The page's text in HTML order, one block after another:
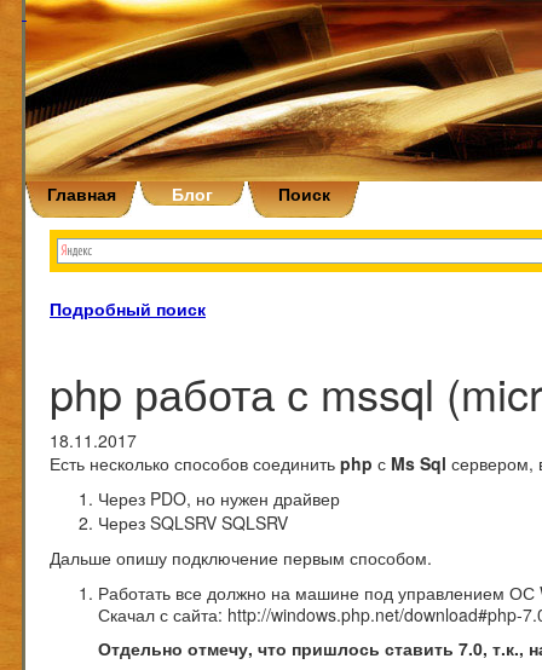
Главная Блог Поиск
Подробный поиск
php работа с mssql
18.11.2017
Есть несколько способов соединить php с Ms Sql сервером,
Через PDO, но нужен драйвер
Через SQLSRV SQLSRV
Дальше опишу подключение первым способом.
Работать все должно на машине под управлением ОС
Скачал с сайта: http://windows.php.net/download#php-
Отдельно отмечу, что пришлось ставить 7.0, т.к.,